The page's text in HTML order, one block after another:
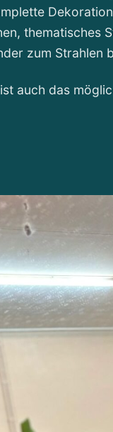
thematisches
zum Strahlen
auch das